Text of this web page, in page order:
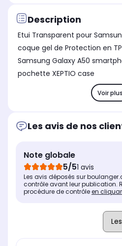
Description
Etui Transparent pour
coque gel de Protection en
Samsung Galaxy A50
pochette XEPTIO case
Voir plus
Les avis de nos
Note globale
5/51 avis
Les avis déposés sur
contrôle avant leur publication.
procédure de contrôleen